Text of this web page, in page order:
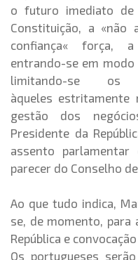
o futuro imediato de
Constituição, a «não
confiança« força,
entrando-se em modo
limitando-se
àqueles estritamente
gestão dos
Presidente da
assento
parecer do Conselho
Ao que tudo indica,
se, de momento, para
República e
Os portugueses